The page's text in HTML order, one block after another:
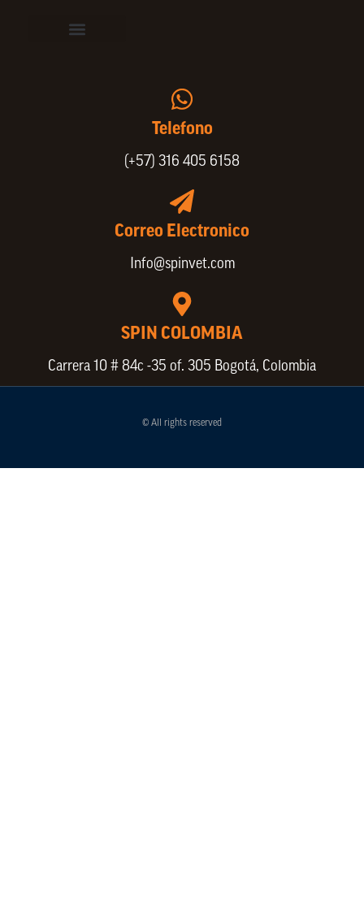
Telefono
(+57) 316 405 6158
Correo Electronico
Info@spinvet.com
SPIN COLOMBIA
Carrera 10 # 84c -35 of. 305 Bogotá, Colombia
© All rights reserved